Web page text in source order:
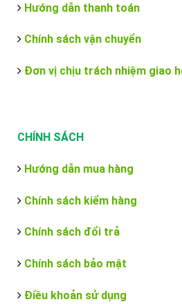
Hướng dẫn thanh toán
Chính sách vận chuyển
Đơn vị chịu trách nhiệm giao
CHÍNH SÁCH
Hướng dẫn mua hàng
Chính sách kiểm hàng
Chính sách đổi trả
Chính sách bảo mật
Điều khoản sử dụng